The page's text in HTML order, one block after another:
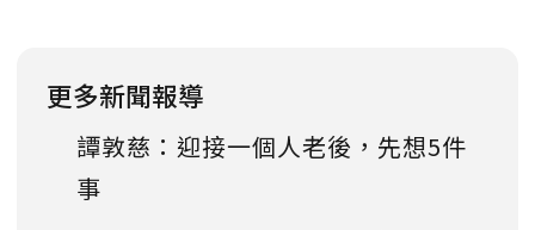
更多新聞報導
譚敦慈：迎接一個人老後，先想5件
事